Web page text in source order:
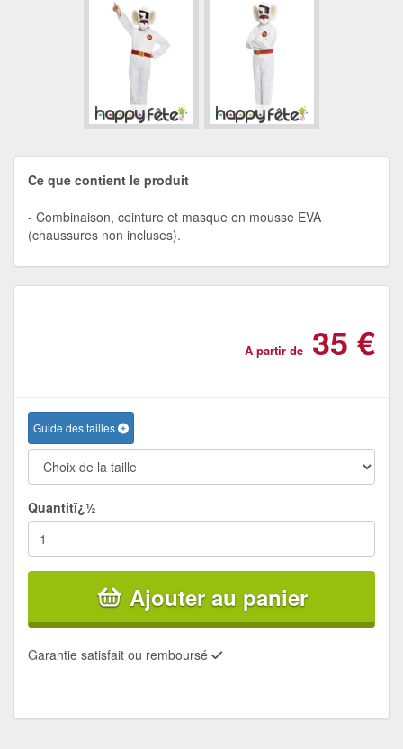
Ce que contient le produit
Combinaison, ceinture et masque en mousse EVA
(chaussures non incluses).
A partir de 35 €
Guide des tailles
Quantitï¿½
Ajouter au panier
Garantie satisfait ou remboursé